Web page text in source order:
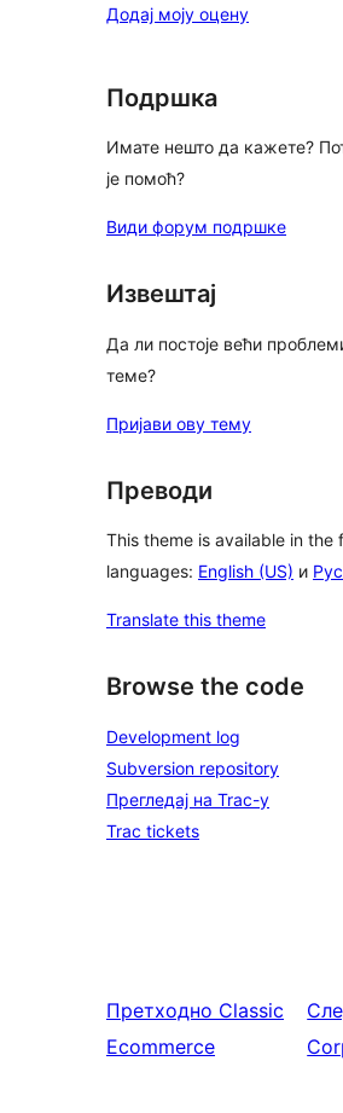
reviews
star
Додај моју оцену
Подршка
Имате нешто да кажете?
је помоћ?
Види форум подршке
Извештај
Да ли постоје већи
теме?
Пријави ову тему
Преводи
This theme is available in the
languages: English (US) и
Translate this theme
Browse the code
Development log
Subversion repository
Прегледај на Trac-у
Trac tickets
Претходно Classic
Ecommerce